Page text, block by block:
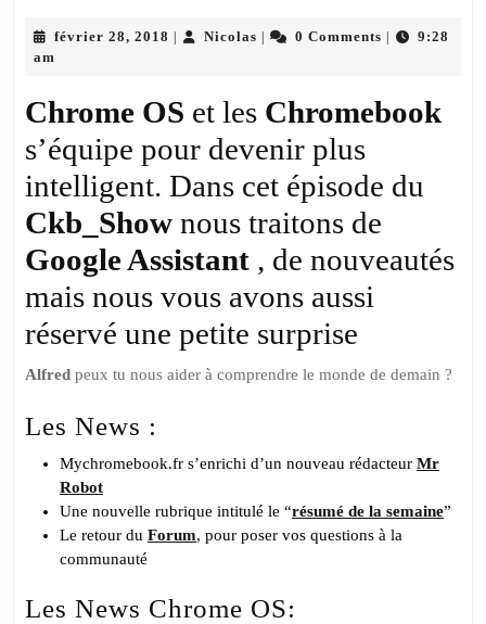
#13
février 28, 2018 février
| NicolasNicolas
| 0 Comments |
9:28
am
Chrome OS et les Chromebook
s’équipe pour devenir plus
intelligent. Dans cet épisode du
Ckb_Show nous traitons de
Google Assistant , de nouveautés
mais nous vous avons aussi
réservé une petite surprise
Alfred peux tu nous aider à comprendre le monde de demain ?
Les News :
Mychromebook.fr s’enrichi d’un nouveau rédacteur Mr
Robot
Une nouvelle rubrique intitulé le “résumé de la semaine”
Le retour du Forum, pour poser vos questions à la
communauté
Les News Chrome OS: